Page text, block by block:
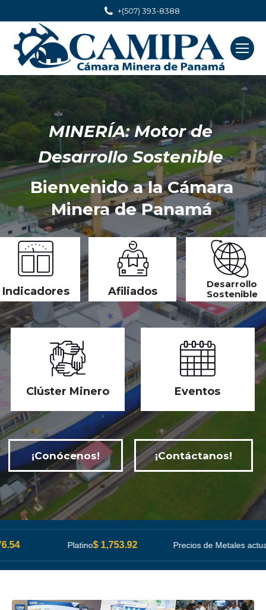
+(507) 393-8388
Bienvenido a la Cámara
Minera de Panamá
MINERÍA: Motor de
Desarrollo Sostenible
¡Conócenos!
Indicadores Afiliados
Desarrollo
Sostenible
Clúster Minero Eventos
¡Contáctanos!
Platino $ 1,753.92 Precios de Metales actualizados: